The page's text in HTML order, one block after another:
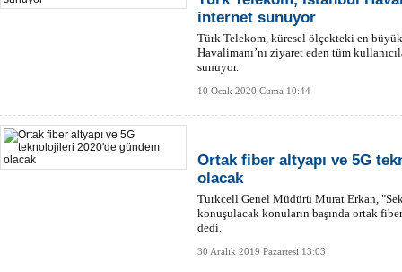
internet sunuyor
Türk Telekom, küresel ölçekteki en
Havalimanı’nı ziyaret eden tüm
sunuyor.
10 Ocak 2020 Cuma 10:44
Ortak fiber altyapı ve 5G
olacak
Turkcell Genel Müdürü Murat Erkan,
konuşulacak konuların başında ortak
dedi.
30 Aralık 2019 Pazartesi 13:03